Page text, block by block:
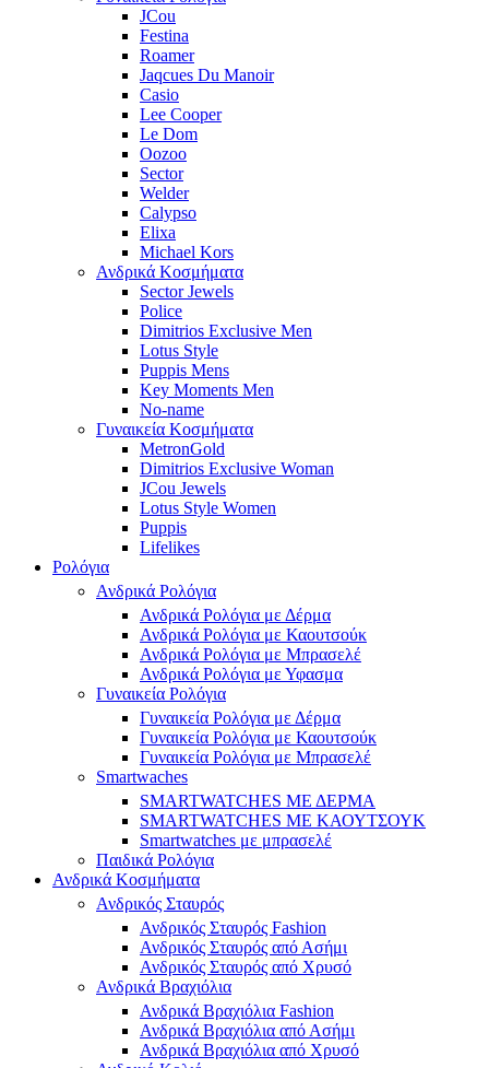
JCou
Festina
Roamer
Jaqcues Du Manoir
Casio
Lee Cooper
Le Dom
Oozoo
Sector
Welder
Calypso
Elixa
Michael Kors
Ανδρικά Κοσμήματα
Sector Jewels
Police
Dimitrios Exclusive Men
Lotus Style
Puppis Mens
Key Moments Men
No-name
Γυναικεία Κοσμήματα
MetronGold
Dimitrios Exclusive Woman
JCou Jewels
Lotus Style Women
Puppis
Lifelikes
Ρολόγια
Ανδρικά Ρολόγια
Ανδρικά Ρολόγια με Δέρμα
Ανδρικά Ρολόγια με Καουτσούκ
Ανδρικά Ρολόγια με Μπρασελέ
Ανδρικά Ρολόγια με Υφασμα
Γυναικεία Ρολόγια
Γυναικεία Ρολόγια με Δέρμα
Γυναικεία Ρολόγια με Καουτσούκ
Γυναικεία Ρολόγια με Μπρασελέ
Smartwaches
SMARTWATCHES ΜΕ ΔΕΡΜΑ
SMARTWATCHES ΜΕ ΚΑΟΥΤΣΟΥΚ
Smartwatches με μπρασελέ
Παιδικά Ρολόγια
Ανδρικά Κοσμήματα
Ανδρικός Σταυρός
Ανδρικός Σταυρός Fashion
Ανδρικός Σταυρός από Ασήμι
Ανδρικός Σταυρός από Χρυσό
Ανδρικά Βραχιόλια
Ανδρικά Βραχιόλια Fashion
Ανδρικά Βραχιόλια από Ασήμι
Ανδρικά Βραχιόλια από Χρυσό